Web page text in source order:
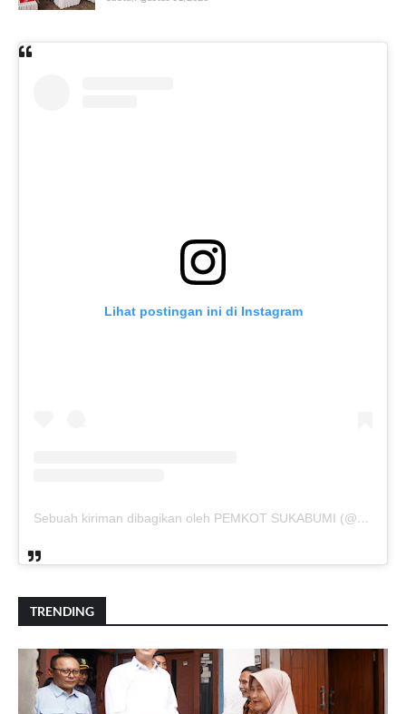
Lihat postingan ini di Instagram
Sebuah kiriman dibagikan oleh PEMKOT SUKABUMI (@pemkotsukabumi_)
TRENDING